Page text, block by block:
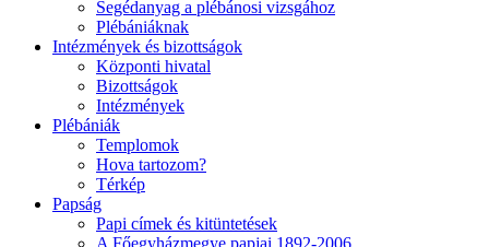
Segédanyag a plébánosi vizsgához
Plébániáknak
Intézmények és bizottságok
Központi hivatal
Bizottságok
Intézmények
Plébániák
Templomok
Hova tartozom?
Térkép
Papság
Papi címek és kitüntetések
A Főegyházmegye papjai 1892-2006